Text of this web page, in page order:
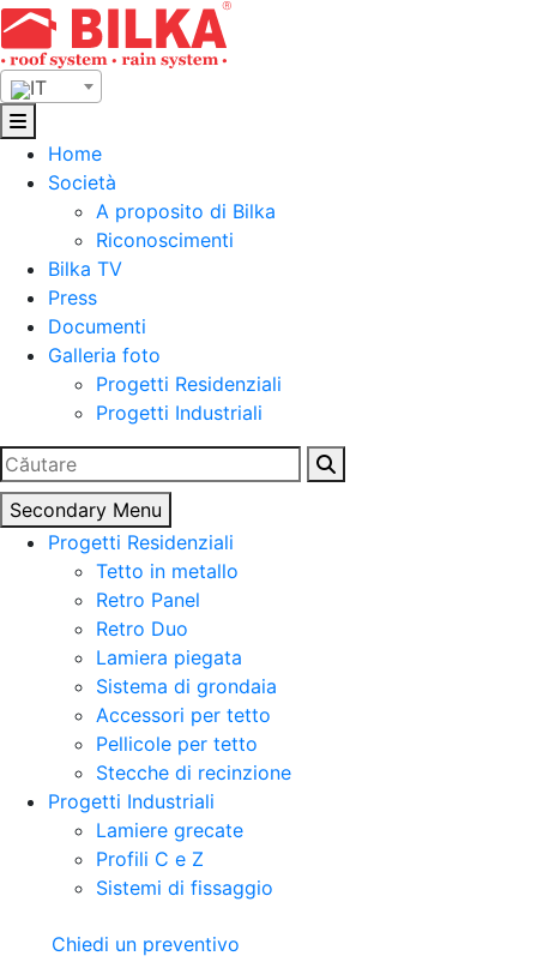
Skip
to
content
IT
Home
Società
A proposito di Bilka
Riconoscimenti
Bilka TV
Press
Documenti
Galleria foto
Progetti Residenziali
Progetti Industriali
Ricerca
per:
Secondary Menu
Progetti Residenziali
Tetto in metallo
Retro Panel
Retro Duo
Lamiera piegata
Sistema di grondaia
Accessori per tetto
Pellicole per tetto
Stecche di recinzione
Progetti Industriali
Lamiere grecate
Profili C e Z
Sistemi di fissaggio
Chiedi un preventivo